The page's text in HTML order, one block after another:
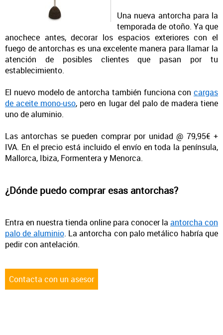
Una nueva antorcha para la
temporada de otoño. Ya que
anochece antes, decorar los espacios exteriores con el
fuego de antorchas es una excelente manera para llamar la
atención de posibles clientes que pasan por tu
establecimiento.
El nuevo modelo de antorcha también funciona con cargas
de aceite mono-uso, pero en lugar del palo de madera tiene
uno de aluminio.
Las antorchas se pueden comprar por unidad @ 79,95€ +
IVA. En el precio está incluido el envío en toda la península,
Mallorca, Ibiza, Formentera y Menorca.
¿Dónde puedo comprar esas antorchas?
Entra en nuestra tienda online para conocer la antorcha con
palo de aluminio. La antorcha con palo metálico habría que
pedir con antelación.
Contacta con un asesor